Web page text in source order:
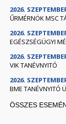
2026.
ŰRMÉRNÖK MSC
2026.
EGÉSZSÉGÜGYI
2026.
VIK TANÉVNYITÓ
2026.
BME TANÉVNYITÓ
ÖSSZES